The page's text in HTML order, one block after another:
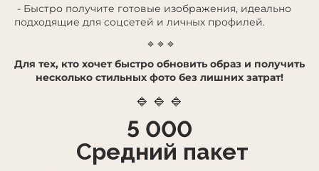
- Быстро получите готовые изображения, идеально
подходящие для соцсетей и личных профилей.
🔹🔹🔹
Для тех, кто хочет быстро обновить образ и получить
несколько стильных фото без лишних затрат!
🔹🔹🔹
5 000
Средний пакет